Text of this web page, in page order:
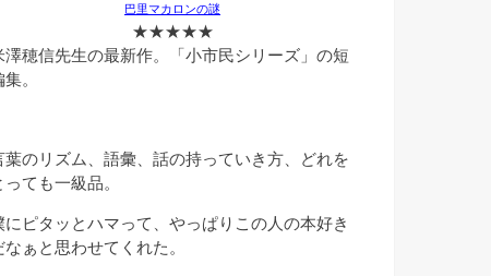
巴里マカロンの謎
★★★★★
澤穂信先生の最新作。「小市民シリーズ」の短
。
葉のリズム、語彙、話の持っていき方、どれを
っても一級品。
にピタッとハマって、やっぱりこの人の本好き
なぁと思わせてくれた。